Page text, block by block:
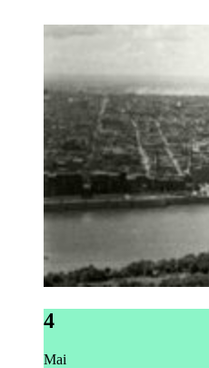
4
Mai